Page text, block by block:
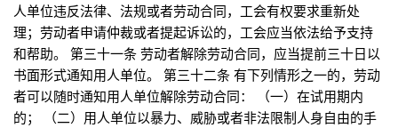
人单位违反法律、法规或者劳动合同，工会有权要求重新处
理；劳动者申请仲裁或者提起诉讼的，工会应当依法给予支持
和帮助。 第三十一条 劳动者解除劳动合同，应当提前三十日以
书面形式通知用人单位。 第三十二条 有下列情形之一的，劳动
者可以随时通知用人单位解除劳动合同： （一）在试用期内
的； （二）用人单位以暴力、威胁或者非法限制人身自由的手